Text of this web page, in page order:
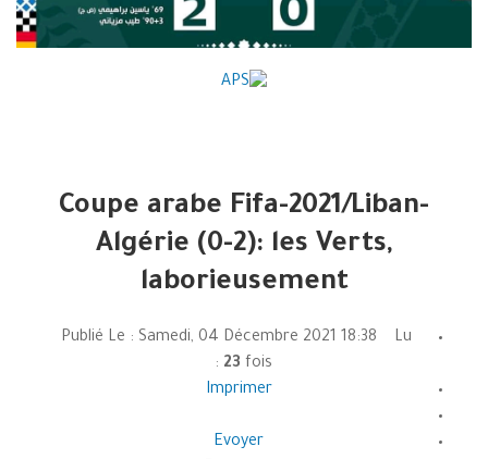
Coupe arabe Fifa-2021/Liban-
Algérie (0-2): les Verts,
laborieusement
Publié Le : Samedi, 04 Décembre 2021 18:38 Lu
: 23 fois
Imprimer
Evoyer